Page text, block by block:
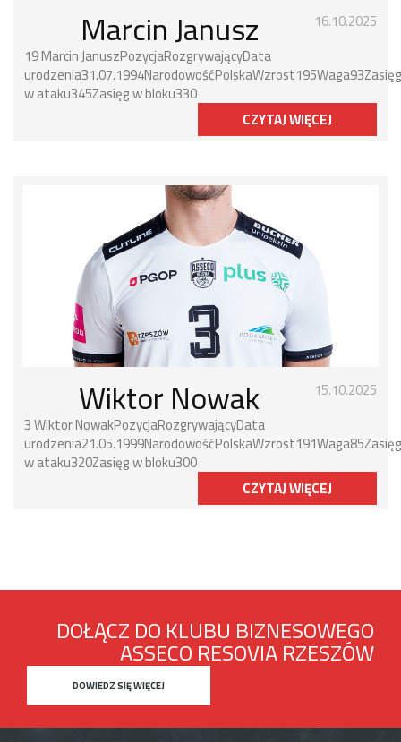
16.10.2025
Marcin Janusz
19 Marcin JanuszPozycjaRozgrywającyData
urodzenia31.07.1994NarodowośćPolskaWzrost195Waga93Zasięg
w ataku345Zasięg w bloku330
CZYTAJ WIĘCEJ
15.10.2025
Wiktor Nowak
3 Wiktor NowakPozycjaRozgrywającyData
urodzenia21.05.1999NarodowośćPolskaWzrost191Waga85Zasięg
w ataku320Zasięg w bloku300
CZYTAJ WIĘCEJ
DOŁĄCZ DO KLUBU BIZNESOWEGO
ASSECO RESOVIA RZESZÓW
DOWIEDZ SIĘ WIĘCEJ